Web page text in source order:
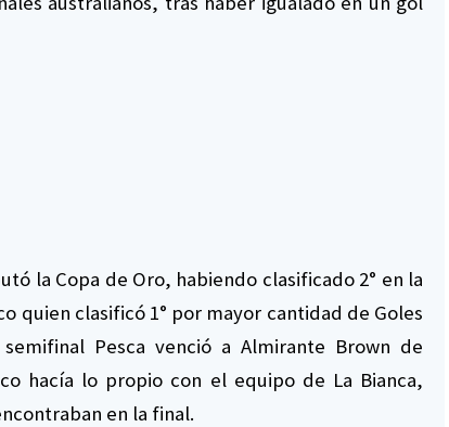
la Copa de Oro, habiendo clasificado 2° en la
quien clasificó 1° por mayor cantidad de Goles
Pesca venció a Almirante Brown de
hacía lo propio con el equipo de La Bianca,
en la final.